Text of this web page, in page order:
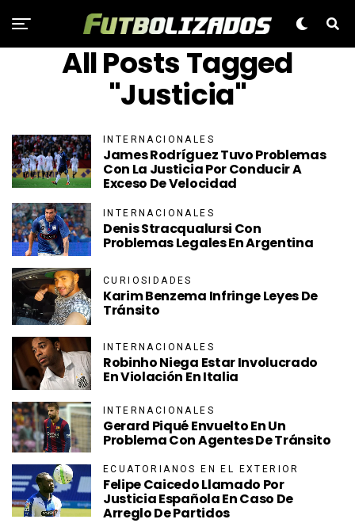
All Posts Tagged
"Justicia"
INTERNACIONALES
James Rodríguez Tuvo Problemas
Con La Justicia Por Conducir A
Exceso De Velocidad
INTERNACIONALES
Denis Stracqualursi Con
Problemas Legales En Argentina
CURIOSIDADES
Karim Benzema Infringe Leyes De
Tránsito
INTERNACIONALES
Robinho Niega Estar Involucrado
En Violación En Italia
INTERNACIONALES
Gerard Piqué Envuelto En Un
Problema Con Agentes De Tránsito
ECUATORIANOS EN EL EXTERIOR
Felipe Caicedo Llamado Por
Justicia Española En Caso De
Arreglo De Partidos